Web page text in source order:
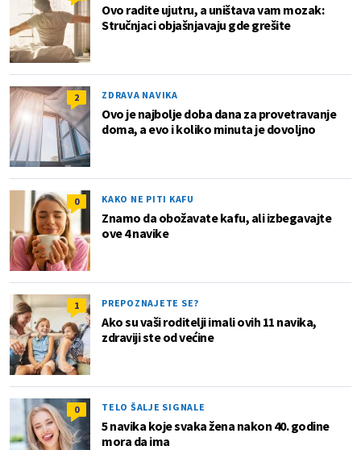
Ovo radite ujutru, a uništava vam mozak:
Stručnjaci objašnjavaju gde grešite
2 ZDRAVA NAVIKA
Ovo je najbolje doba dana za provetravanje
doma, a evo i koliko minuta je dovoljno
0 KAKO NE PITI KAFU
Znamo da obožavate kafu, ali izbegavajte
ove 4 navike
1 PREPOZNAJETE SE?
Ako su vaši roditelji imali ovih 11 navika,
zdraviji ste od većine
0 TELO ŠALJE SIGNALE
5 navika koje svaka žena nakon 40. godine
mora da ima